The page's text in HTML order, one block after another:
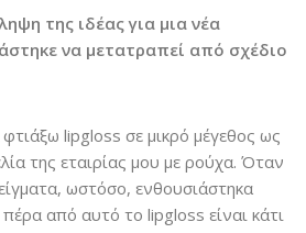
της ιδέας για μια νέα
να μετατραπεί από σχέδιο
lipgloss σε μικρό μέγεθος ως
της εταιρίας μου με ρούχα. Όταν
ωστόσο, ενθουσιάστηκα
από αυτό το lipgloss είναι κάτι